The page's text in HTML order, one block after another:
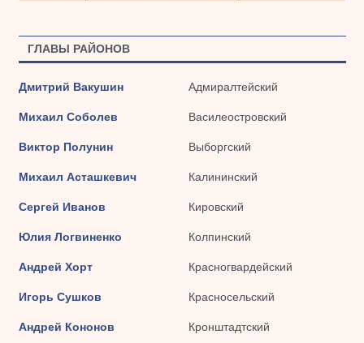
ГЛАВЫ РАЙОНОВ
Дмитрий Вакушин Адмиралтейский
Михаил Соболев Василеостровский
Виктор Полунин Выборгский
Михаил Асташкевич Калининский
Сергей Иванов Кировский
Юлия Логвиненко Колпинский
Андрей Хорт Красногвардейский
Игорь Сушков Красносельский
Андрей Кононов Кронштадтский